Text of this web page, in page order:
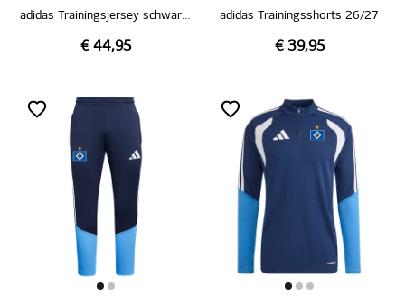
adidas Trainingsjersey schwarz 26/27
€ 44,95
adidas Trainingsshorts 26/27
€ 39,95